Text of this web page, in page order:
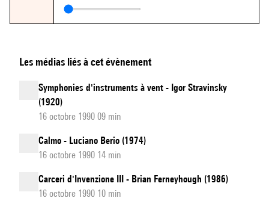
Les médias liés à cet évènement
Symphonies d'instruments à vent - Igor Stravinsky
(1920)
16 octobre 1990 09 min
Calmo - Luciano Berio (1974)
16 octobre 1990 14 min
Carceri d'Invenzione III - Brian Ferneyhough (1986)
16 octobre 1990 10 min